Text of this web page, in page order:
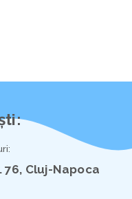
76, Cluj-Napoca